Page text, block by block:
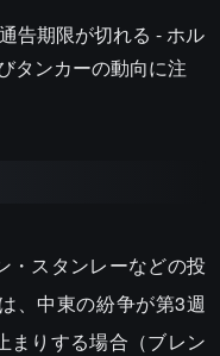
告期限が切れる - ホル
タンカーの動向に注
・スタンレーなどの投
、中東の紛争が第3週
まりする場合（ブレン